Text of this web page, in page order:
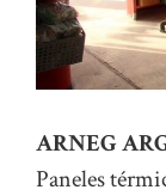
ARNEG
Paneles